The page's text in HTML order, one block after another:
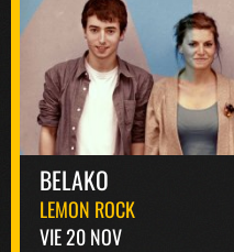
BELAKO
LEMON ROCK
VIE 20 NOV